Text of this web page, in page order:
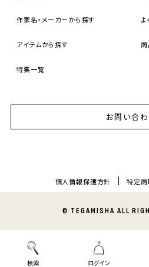
作家名・メーカーから探す
アイテムから探す
特集一覧
よ
商
お問い合
個人情報保護方針 特定
© TEGAMISHA ALL